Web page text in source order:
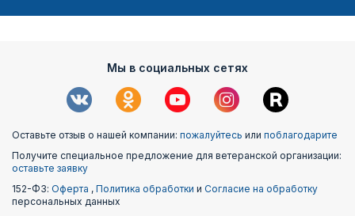
Мы в социальных сетях
Оставьте отзыв о нашей компании: пожалуйтесь или поблагодарите
Получите специальное предложение для ветеранской организации:
оставьте заявку
152-ФЗ: Оферта , Политика обработки и Согласие на обработку
персональных данных